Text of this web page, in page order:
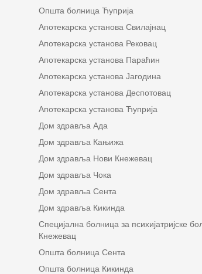
Општа болница Ћуприја
Апотекарска установа Свилајнац
Апотекарска установа Рековац
Апотекарска установа Параћин
Апотекарска установа Јагодина
Апотекарска установа Деспотовац
Апотекарска установа Ћуприја
Дом здравља Ада
Дом здравља Кањижа
Дом здравља Нови Кнежевац
Дом здравља Чока
Дом здравља Сента
Дом здравља Кикинда
Специјална болница за психијатријске
Кнежевац
Општа болница Сента
Општа болница Кикинда